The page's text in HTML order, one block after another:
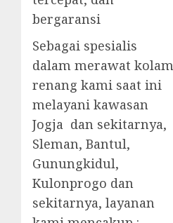
bergaransi
Sebagai spesialis
dalam merawat kolam
renang kami saat ini
melayani kawasan
Jogja dan sekitarnya,
Sleman, Bantul,
Gunungkidul,
Kulonprogo dan
sekitarnya, layanan